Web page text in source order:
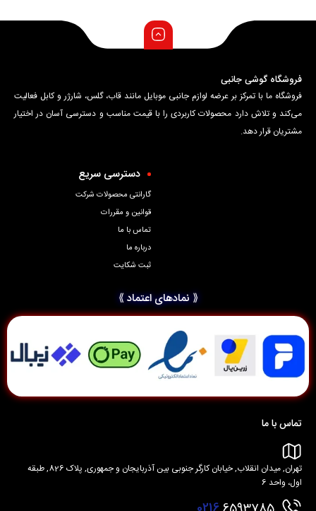
فروشگاه گوشی جانبی
فروشگاه ما با تمرکز بر عرضه لوازم جانبی موبایل مانند قاب، گلس، شارژر و کابل فعالیت
می‌کند و تلاش دارد محصولات کاربردی را با قیمت مناسب و دسترسی آسان در اختیار
مشتریان قرار دهد.
دسترسی سریع
گارانتی محصولات شرکت
قوانین و مقررات
تماس با ما
درباره ما
ثبت شکایت
⟪ نمادهای اعتماد ⟫
تماس با ما
تهران, میدان انقلاب, خیابان کارگر جنوبی بین آذربایجان و جمهوری, پلاک 826, طبقه
اول، واحد 6